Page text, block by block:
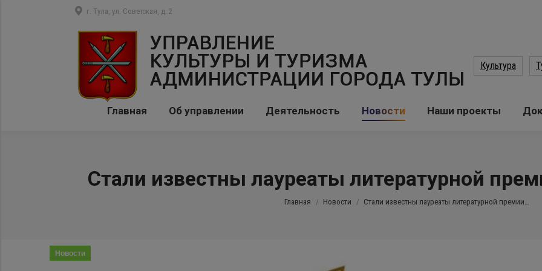
г. Тула, ул. Советская, д. 2
Культура
Главная Об управлении Деятельность Новости Наши проекты
Стали известны лауреаты литературной
Вы здесь:
Главная Новости Стали известны лауреаты литературной премии…
Новости